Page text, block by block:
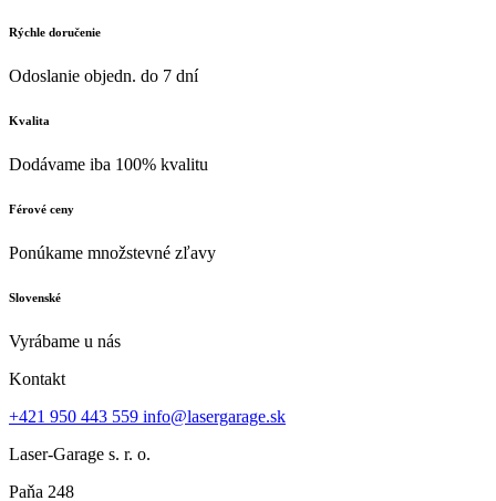
Rýchle doručenie
Odoslanie objedn. do 7 dní
Kvalita
Dodávame iba 100% kvalitu
Férové ceny
Ponúkame množstevné zľavy
Slovenské
Vyrábame u nás
Kontakt
+421 950 443 559 info@lasergarage.sk
Laser-Garage s. r. o.
Paňa 248